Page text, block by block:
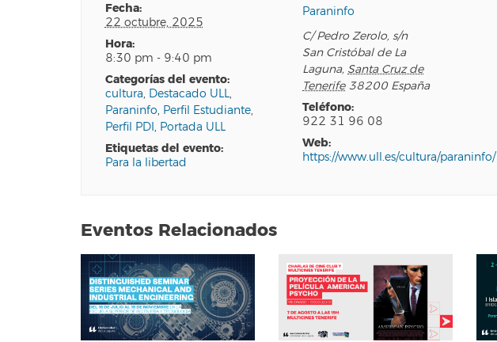
fecha:
22 octubre, 2025
hora:
8:30 pm - 9:40 pm
categorías del evento:
cultura, Destacado ULL,
Paraninfo, Perfil Estudiante,
Perfil PDI , Portada ULL
etiquetas del evento:
Para la libertad
Paraninfo
C/ Pedro Zerolo, s/n
San Cristóbal de La
Laguna, Santa Cruz de
Tenerife 38200 España
teléfono:
922 31 96 08
web:
https://www.ull.es/cultura/paraninfo/
Eventos Relacionados